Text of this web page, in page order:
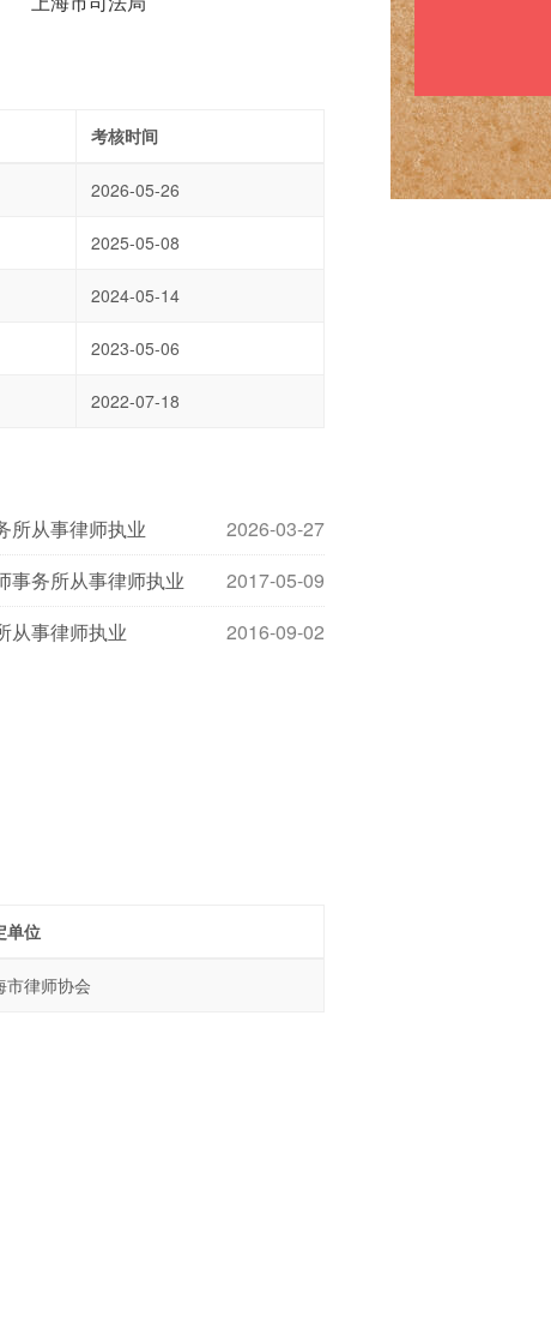
考核时间
2026-05-26
2025-05-08
2024-05-14
2023-05-06
2022-07-18
2026-03-27
所从事律师执业
2017-05-09
事务所从事律师执业
2016-09-02
从事律师执业
单位
市律师协会